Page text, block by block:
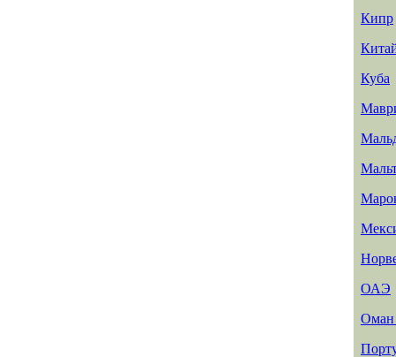
Кипр
Куба
ОАЭ